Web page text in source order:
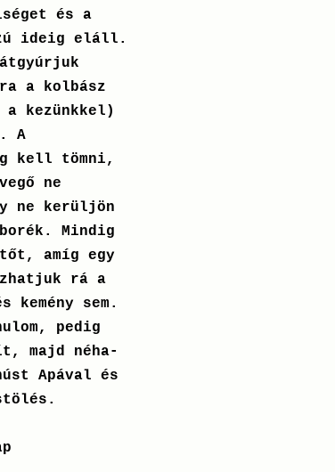
és a
ideig eláll.
a kolbász
kezünkkel)
A
kell tömni,
ne
ne kerüljön
Mindig
amíg egy
rá a
sem.
pedig
majd néha-
Apával és